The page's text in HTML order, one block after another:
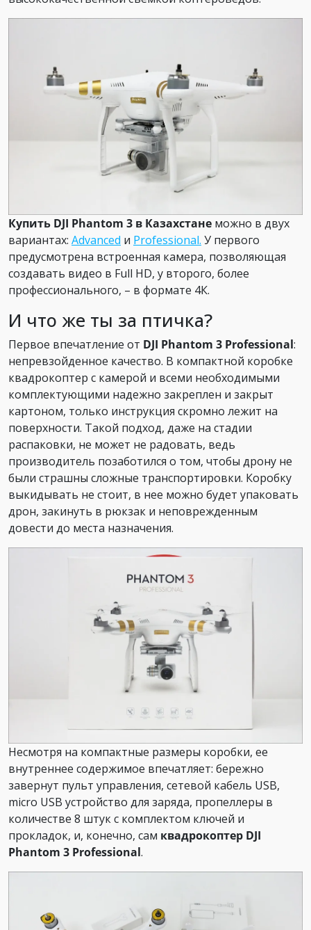
Купить DJI Phantom 3 в Казахстане можно в двух
вариантах: Advanced и Professional. У первого
предусмотрена встроенная камера, позволяющая
создавать видео в Full HD, у второго, более
профессионального, – в формате 4К.
И что же ты за птичка?
Первое впечатление от DJI Phantom 3 Professional:
непревзойденное качество. В компактной коробке
квадрокоптер с камерой и всеми необходимыми
комплектующими надежно закреплен и закрыт
картоном, только инструкция скромно лежит на
поверхности. Такой подход, даже на стадии
распаковки, не может не радовать, ведь
производитель позаботился о том, чтобы дрону не
были страшны сложные транспортировки. Коробку
выкидывать не стоит, в нее можно будет упаковать
дрон, закинуть в рюкзак и неповрежденным
довести до места назначения.
Несмотря на компактные размеры коробки, ее
внутреннее содержимое впечатляет: бережно
завернут пульт управления, сетевой кабель USB,
micro USB устройство для заряда, пропеллеры в
количестве 8 штук с комплектом ключей и
прокладок, и, конечно, сам квадрокоптер DJI
Phantom 3 Professional.